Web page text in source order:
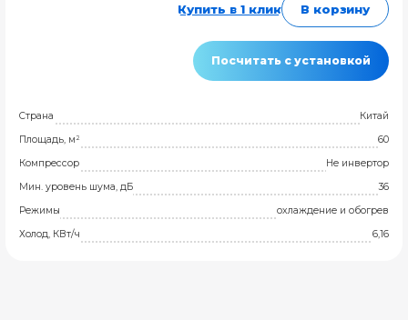
Купить в 1 клик В корзину
Посчитать с установкой
Страна
Китай
Площадь, м²
60
Компрессор
Не инвертор
Мин. уровень шума, дБ
36
Режимы
охлаждение и обогрев
Холод, КВт/ч
6,16